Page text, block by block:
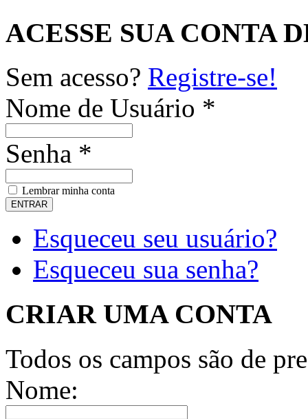
ACESSE SUA CONTA
Sem acesso? Registre-se!
Nome de Usuário *
Senha *
Lembrar minha conta
Esqueceu seu usuário?
Esqueceu sua senha?
CRIAR UMA CONTA
Todos os campos são de
Nome: